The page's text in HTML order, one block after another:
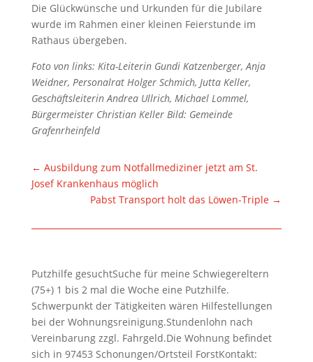
Die Glückwünsche und Urkunden für die Jubilare
wurde im Rahmen einer kleinen Feierstunde im
Rathaus übergeben.
Foto von links: Kita-Leiterin Gundi Katzenberger, Anja
Weidner, Personalrat Holger Schmich, Jutta Keller,
Geschäftsleiterin Andrea Ullrich, Michael Lommel,
Bürgermeister Christian Keller Bild: Gemeinde
Grafenrheinfeld
← Ausbildung zum Notfallmediziner jetzt am St.
Josef Krankenhaus möglich
Pabst Transport holt das Löwen-Triple →
Putzhilfe gesuchtSuche für meine Schwiegereltern
(75+) 1 bis 2 mal die Woche eine Putzhilfe.
Schwerpunkt der Tätigkeiten wären Hilfestellungen
bei der Wohnungsreinigung.Stundenlohn nach
Vereinbarung zzgl. Fahrgeld.Die Wohnung befindet
sich in 97453 Schonungen/Ortsteil ForstKontakt: